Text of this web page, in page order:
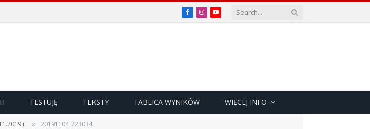
Facebook
InstagramYouTube
TESTUJĘ TEKSTY TABLICA WYNIKÓW WIĘCEJ INFO
r. » 20191104_223034